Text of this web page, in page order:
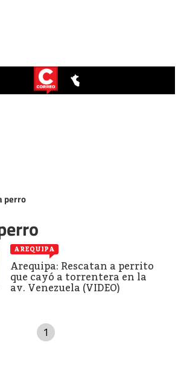
perro
AREQUIPA
Arequipa: Rescatan a perrito
que cayó a torrentera en la
av. Venezuela (VIDEO)
1